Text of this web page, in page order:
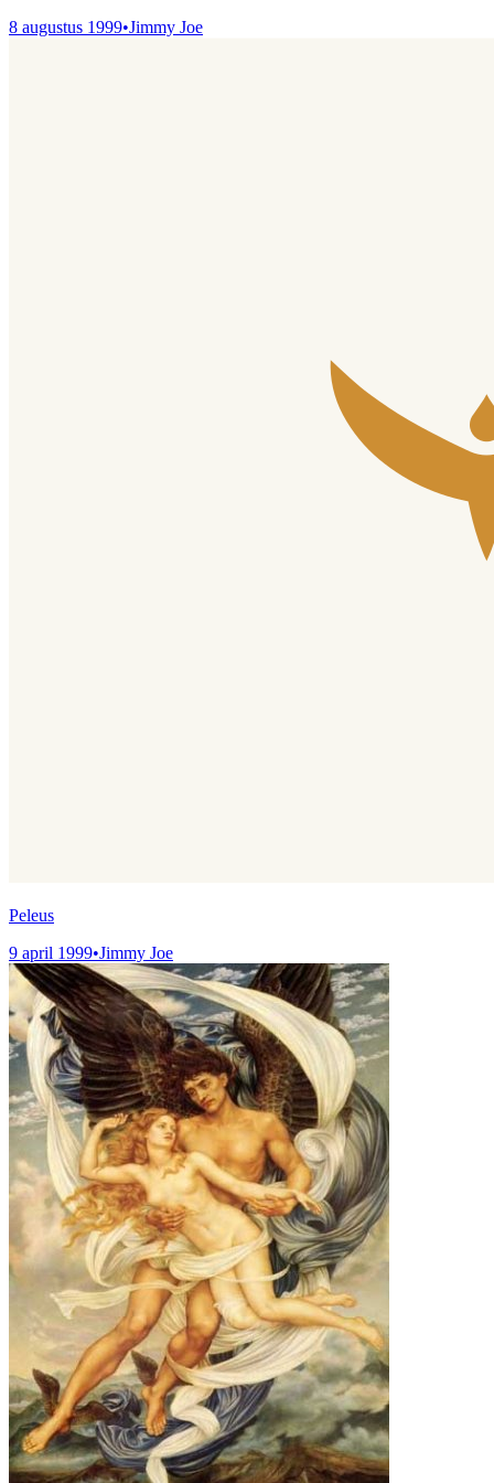
8 augustus 1999•Jimmy Joe
Peleus
9 april 1999•Jimmy Joe